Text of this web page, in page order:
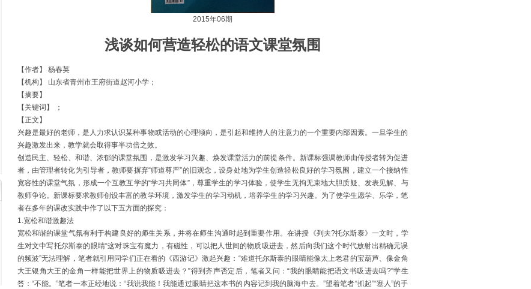
2015年06期
浅谈如何营造轻松的语文课堂氛围
【作者】 杨春英
【机构】
山东省青州市王府街道赵河小学；
【摘要】
【关键词】
；
【正文】
兴趣是最好的老师，是人力求认识某种事物或活动的心理倾向，是引起和维持人的注意力的一个重要内部因素。一旦学生的
兴趣激发出来，教学就会取得事半功倍之效。
创造民主、轻松、和谐、浓郁的课堂氛围，是激发学习兴趣、焕发课堂活力的前提条件。新课标强调教师由传授者转为促进
者，由管理者转化为引导者，教师要摒弃“师道尊严”的旧观念，设身处地为学生创造轻松良好的学习氛围，建立一个接纳性
宽容性的课堂气氛，形成一个互教互学的“学习共同体”，尊重学生的学习体验，使学生无拘无束地大胆质疑、发表见解、与
教师争论。新课标要求教师创设丰富的教学环境，激发学生的学习动机，培养学生的学习兴趣。为了使学生愿学、乐学，笔
者在多年的课改实践中作了以下五方面的探究：
1.宽松和谐激趣法
宽松和谐的课堂气氛有利于构建良好的师生关系，并将在师生沟通时起到重要作用。在讲授《列夫?托尔斯泰》一文时，学
生对文中写托尔斯泰的眼睛“这对珠宝有魔力，有磁性，可以把人世间的物质吸进去，然后向我们这个时代放射出精确元误
的频波”无法理解，笔者就引用同学们正在看的《西游记》激起兴趣：“难道托尔斯泰的眼睛能像太上老君的宝葫芦、像金角
大王银角大王的金角一样能把世界上的物质吸进去？”得到齐声否定后，笔者又问：“我的眼睛能把语文书吸进去吗?”学生
答：“不能。”笔者一本正经地说：“我说我能！我能通过眼睛把这本书的内容记到我的脑海中去。”望着笔者“抓起”“塞人”的手